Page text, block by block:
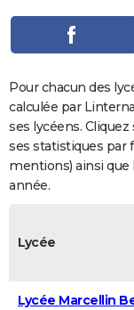
Carte de Noël
Carte Bonne année
Carte Saint-Valentin
Carte Pâques
Carte d'anniversaire
DICTIONNAIRE
COPAINS D'AVANT
S'inscrire
Se connecter
Lycées
Collèges
Primaires
Universités
Entreprises
Service militaire
Avis de recherche
AVIS DE DÉCÈS
FORUM
Pour chacun des
calculée par
ses lycéens.
ses statistiques par
mentions) ainsi
année.
Lycée
Lycée Marcellin